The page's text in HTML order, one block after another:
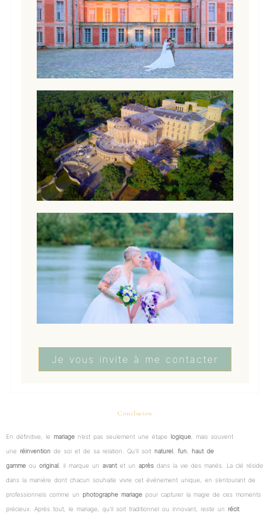
Je vous invite à me contacter
Conclusion
En définitive, le mariage n’est pas seulement une étape logique , mais souvent
une réinvention de soi et de sa relation. Qu’il soit naturel fun
haut de
gamme ou original , il marque un avant et un après dans la vie des mariés. La clé réside
dans la manière dont chacun souhaite vivre cet événement unique, en s’entourant de
professionnels comme un photographe mariage pour capturer la magie de ces moments
précieux. Après tout, le mariage, qu’il soit traditionnel ou innovant, reste un récit